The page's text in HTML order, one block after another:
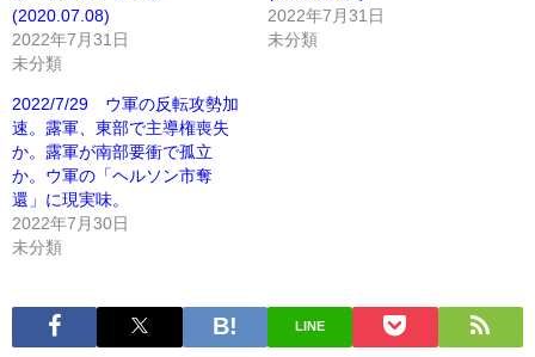
(2020.07.08)
2022年7月31日
未分類
2022年7月31日
未分類
2022/7/29 ウ軍の反転攻勢加
速。露軍、東部で主導権喪失
か。露軍が南部要衝で孤立
か。ウ軍の「ヘルソン市奪
還」に現実味。
2022年7月30日
未分類
LINE